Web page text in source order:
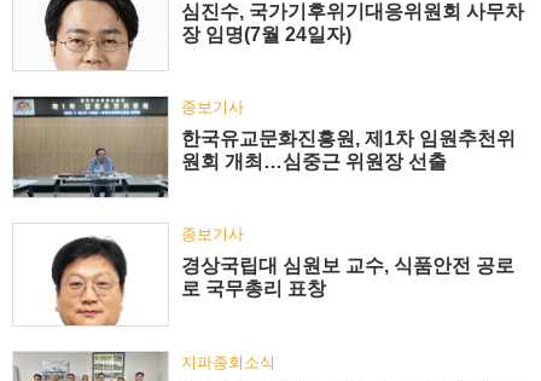
심진수, 국가기후위기대응위원회 사무차
장 임명(7월 24일자)
종보기사
한국유교문화진흥원, 제1차 임원추천위
원회 개최…심중근 위원장 선출
종보기사
경상국립대 심원보 교수, 식품안전 공로
로 국무총리 표창
지파종회소식